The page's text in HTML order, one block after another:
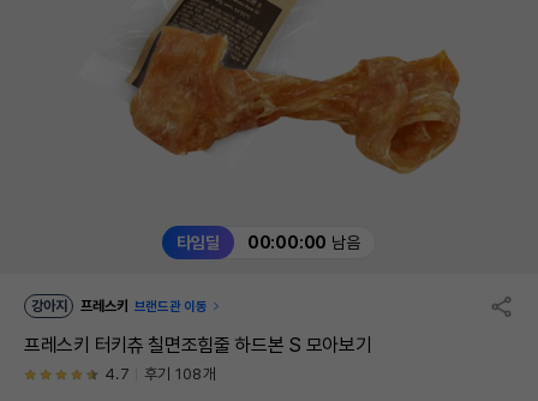
타임딜 00:00:00 남음
강아지 프레스키 브랜드관 이동
프레스키 터키츄 칠면조힘줄 하드본 S 모아보기
4.7 후기 108개